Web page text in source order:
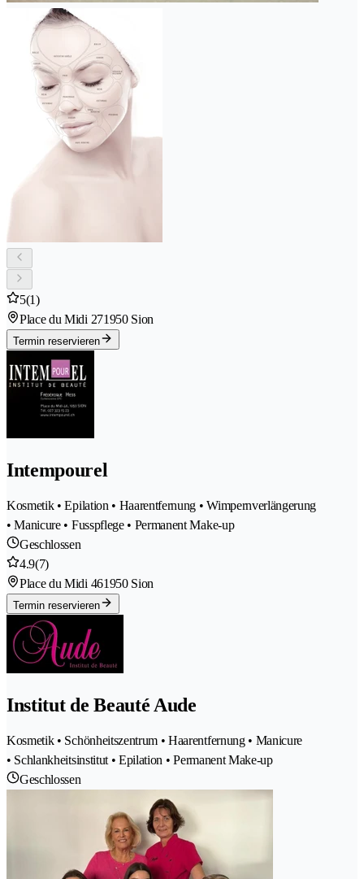
5(1)
Place du Midi 271950 Sion
Termin reservieren
Intempourel
Kosmetik • Epilation • Haarentfernung • Wimpernverlängerung
• Manicure • Fusspflege • Permanent Make-up
Geschlossen
4.9(7)
Place du Midi 461950 Sion
Termin reservieren
Institut de Beauté Aude
Kosmetik • Schönheitszentrum • Haarentfernung • Manicure
• Schlankheitsinstitut • Epilation • Permanent Make-up
Geschlossen